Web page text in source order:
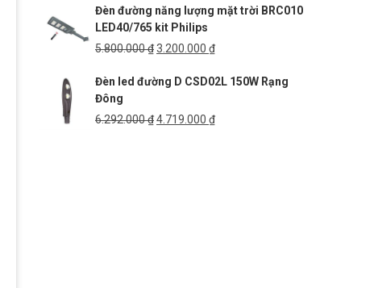
là:
3.080.000 ₫.
tại
2.310.000 ₫.
Đèn đường năng lượng mặt trời BRC010
LED40/765 kit Philips
5.800.000₫Giá
là:
3.200.000 ₫Giá
tại
3.200.000 ₫.
Đèn led đường D CSD02L 150W Rạng
Đông
6.292.000₫Giá
4.719.000 ₫Giá